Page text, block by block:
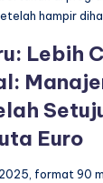
hampir
Lebih
Euro
format 90